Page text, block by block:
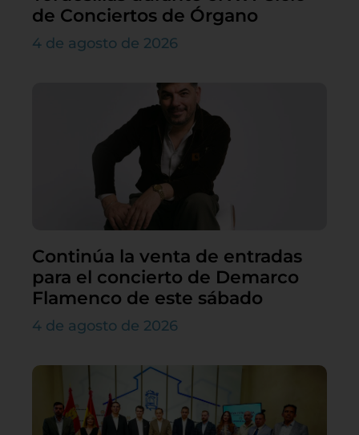
de Conciertos de Órgano
4 de agosto de 2026
Continúa la venta de entradas
para el concierto de Demarco
Flamenco de este sábado
4 de agosto de 2026